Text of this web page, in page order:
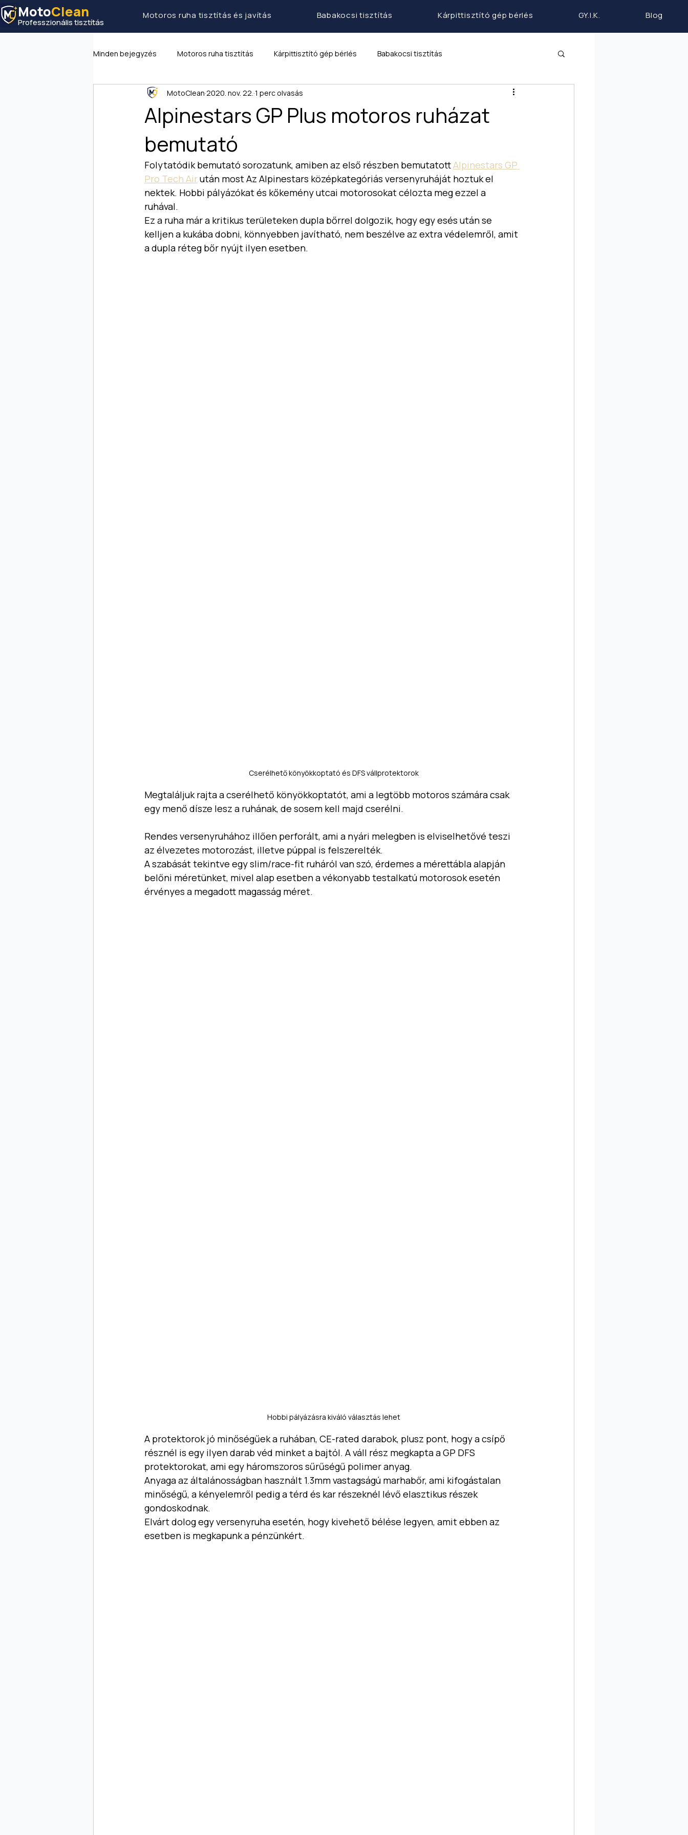
MotoClean
Professzionális tisztítás
Motoros ruha tisztítás és javítás Babakocsi tisztítás Kárpittisztító gép bérlés GY.I.K. Blog
Minden bejegyzés Motoros ruha tisztítás Kárpittisztító gép bérlés Babakocsi tisztítás
Alpinestars GP Plus motoros ruházat
bemutató
MotoClean 2020. nov. 22. 1 perc olvasás
Folytatódik bemutató sorozatunk, amiben az első részben bemutatott Alpinestars GP
Pro Tech Air után most Az Alpinestars középkategóriás versenyruháját hoztuk el
nektek. Hobbi pályázókat és kőkemény utcai motorosokat célozta meg ezzel a
ruhával.
Ez a ruha már a kritikus területeken dupla bőrrel dolgozik, hogy egy esés után se
kelljen a kukába dobni, könnyebben javítható, nem beszélve az extra védelemről, amit
a dupla réteg bőr nyújt ilyen esetben.
Cserélhető könyökkoptató és DFS vállprotektorok
Megtaláljuk rajta a cserélhető könyökkoptatót, ami a legtöbb motoros számára csak
egy menő dísze lesz a ruhának, de sosem kell majd cserélni.
Rendes versenyruhához illően perforált, ami a nyári melegben is elviselhetővé teszi
az élvezetes motorozást, illetve púppal is felszerelték.
A szabását tekintve egy slim/race-fit ruháról van szó, érdemes a mérettábla alapján
belőni méretünket, mivel alap esetben a vékonyabb testalkatú motorosok esetén
érvényes a megadott magasság méret.
Hobbi pályázásra kiváló választás lehet
A protektorok jó minőségűek a ruhában, CE-rated darabok, plusz pont, hogy a csípő
résznél is egy ilyen darab véd minket a bajtól. A váll rész megkapta a GP DFS
protektorokat, ami egy háromszoros sűrűségű polimer anyag.
Anyaga az általánosságban használt 1.3mm vastagságú marhabőr, ami kifogástalan
minőségű, a kényelemről pedig a térd és kar részeknél lévő elasztikus részek
gondoskodnak.
Elvárt dolog egy versenyruha esetén, hogy kivehető bélése legyen, amit ebben az
esetben is megkapunk a pénzünkért.